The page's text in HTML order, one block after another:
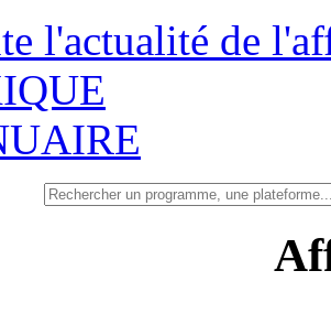
l'actualité de